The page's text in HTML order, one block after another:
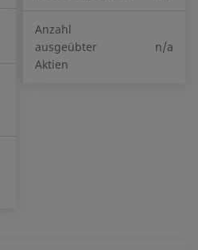
Anzahl
ausgeübter
Aktien
n/a